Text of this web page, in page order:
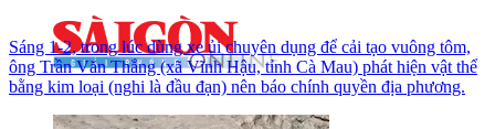
Sáng 1-2, trong lúc dùng xe ủi chuyên dụng để cải tạo vuông tôm,
ông Trần Văn Thắng (xã Vĩnh Hậu, tỉnh Cà Mau) phát hiện vật thể
bằng kim loại (nghi là đầu đạn) nên báo chính quyền địa phương.